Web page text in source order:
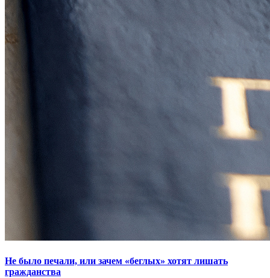
Не было печали, или зачем «беглых» хотят лишать
гражданства